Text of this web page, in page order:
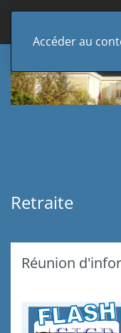
Accéder au
Retraite
Réunion